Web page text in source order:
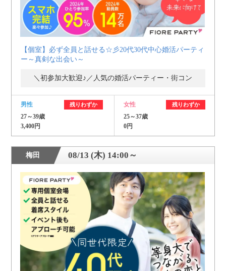
【個室】必ず全員と話せる☆彡20代30代中心婚活パーティ
ー～真剣な出会い～
＼初参加大歓迎♪／人気の婚活パーティー・街コン
男性 残りわずか
27～39歳
3,400円
女性 残りわずか
25～37歳
0円
梅田 08/13 (木) 14:00～